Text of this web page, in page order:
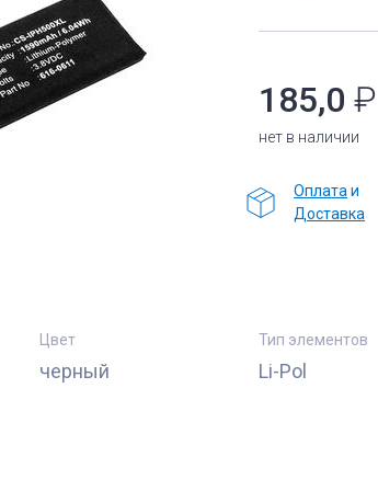
185,0 ₽
нет в наличии
Оплата и
Доставка
Цвет
черный
Тип элементов
Li-Pol